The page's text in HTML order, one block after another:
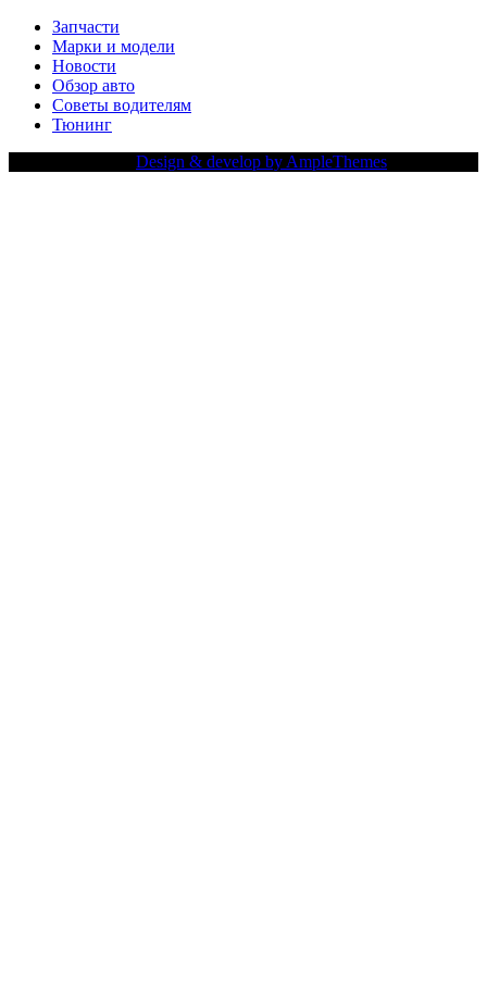
Запчасти
Марки и модели
Новости
Обзор авто
Советы водителям
Тюнинг
Design & develop by AmpleThemes